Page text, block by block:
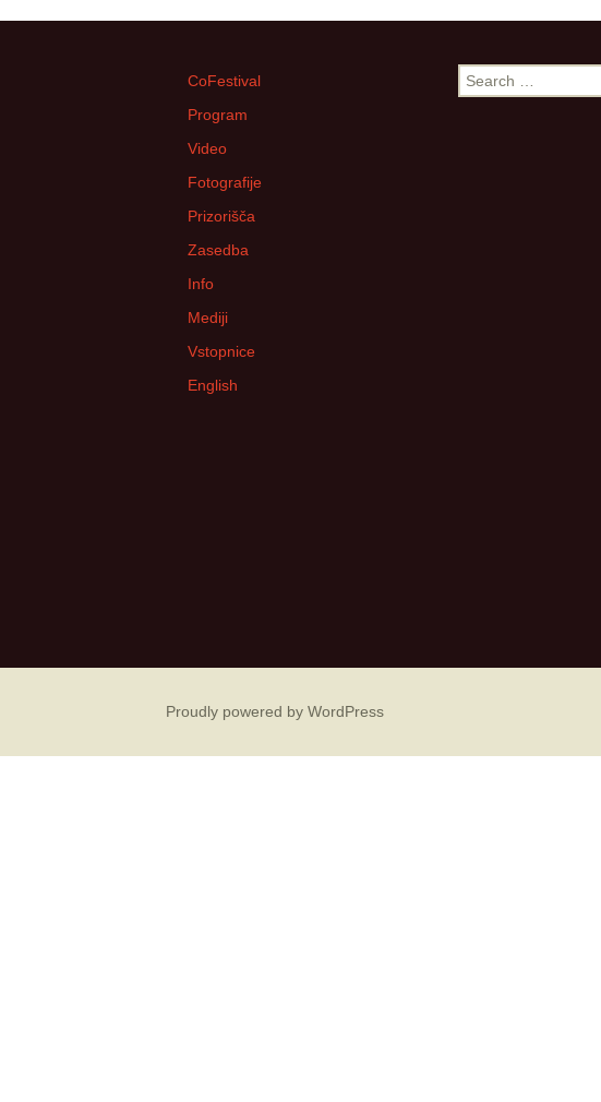
CoFestival
Program
Video
Fotografije
Prizorišča
Zasedba
Info
Mediji
Vstopnice
English
Search
for:
Proudly powered by WordPress